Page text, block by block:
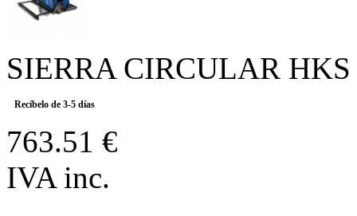
SIERRA CIRCULAR HKS
Recíbelo de 3-5 días
763.51 €
IVA inc.